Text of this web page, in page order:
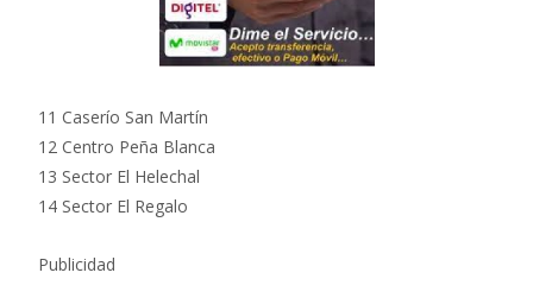
11 Caserío San Martín
12 Centro Peña Blanca
13 Sector El Helechal
14 Sector El Regalo
Publicidad